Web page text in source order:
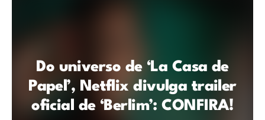
Do universo de ‘La Casa de
Papel’, Netflix divulga trailer
oficial de ‘Berlim’: CONFIRA!